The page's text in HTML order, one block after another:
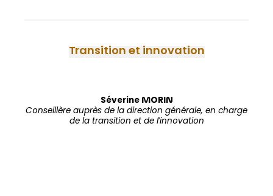
Transition et innovation
Séverine MORIN
Conseillère auprès de la direction générale, en charge
de la transition et de l’innovation